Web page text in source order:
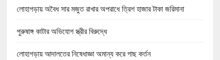
লোহাগড়ায় অবৈধ সার মজুত রাখার অপরাধে ত্রিশ হাজার টাকা জরিমানা
পুরুষাঙ্গ কাটার অভিযোগ স্ত্রীর বিরুদ্ধে
লোহাগড়ায় আদালতের নিষেধাজ্ঞা অমান্য করে গাছ কর্তন